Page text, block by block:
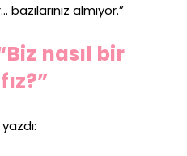
bazılarınız almıyor.”
nasıl bir